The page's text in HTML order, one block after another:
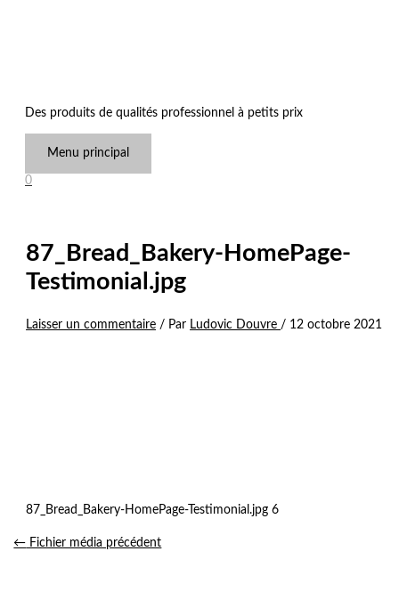
Des produits de qualités professionnel à petits prix
Menu principal
0
87_Bread_Bakery-HomePage-
Testimonial.jpg
Laisser un commentaire / Par Ludovic Douvre / 12 octobre 2021
87_Bread_Bakery-HomePage-Testimonial.jpg 6
← Fichier média précédent